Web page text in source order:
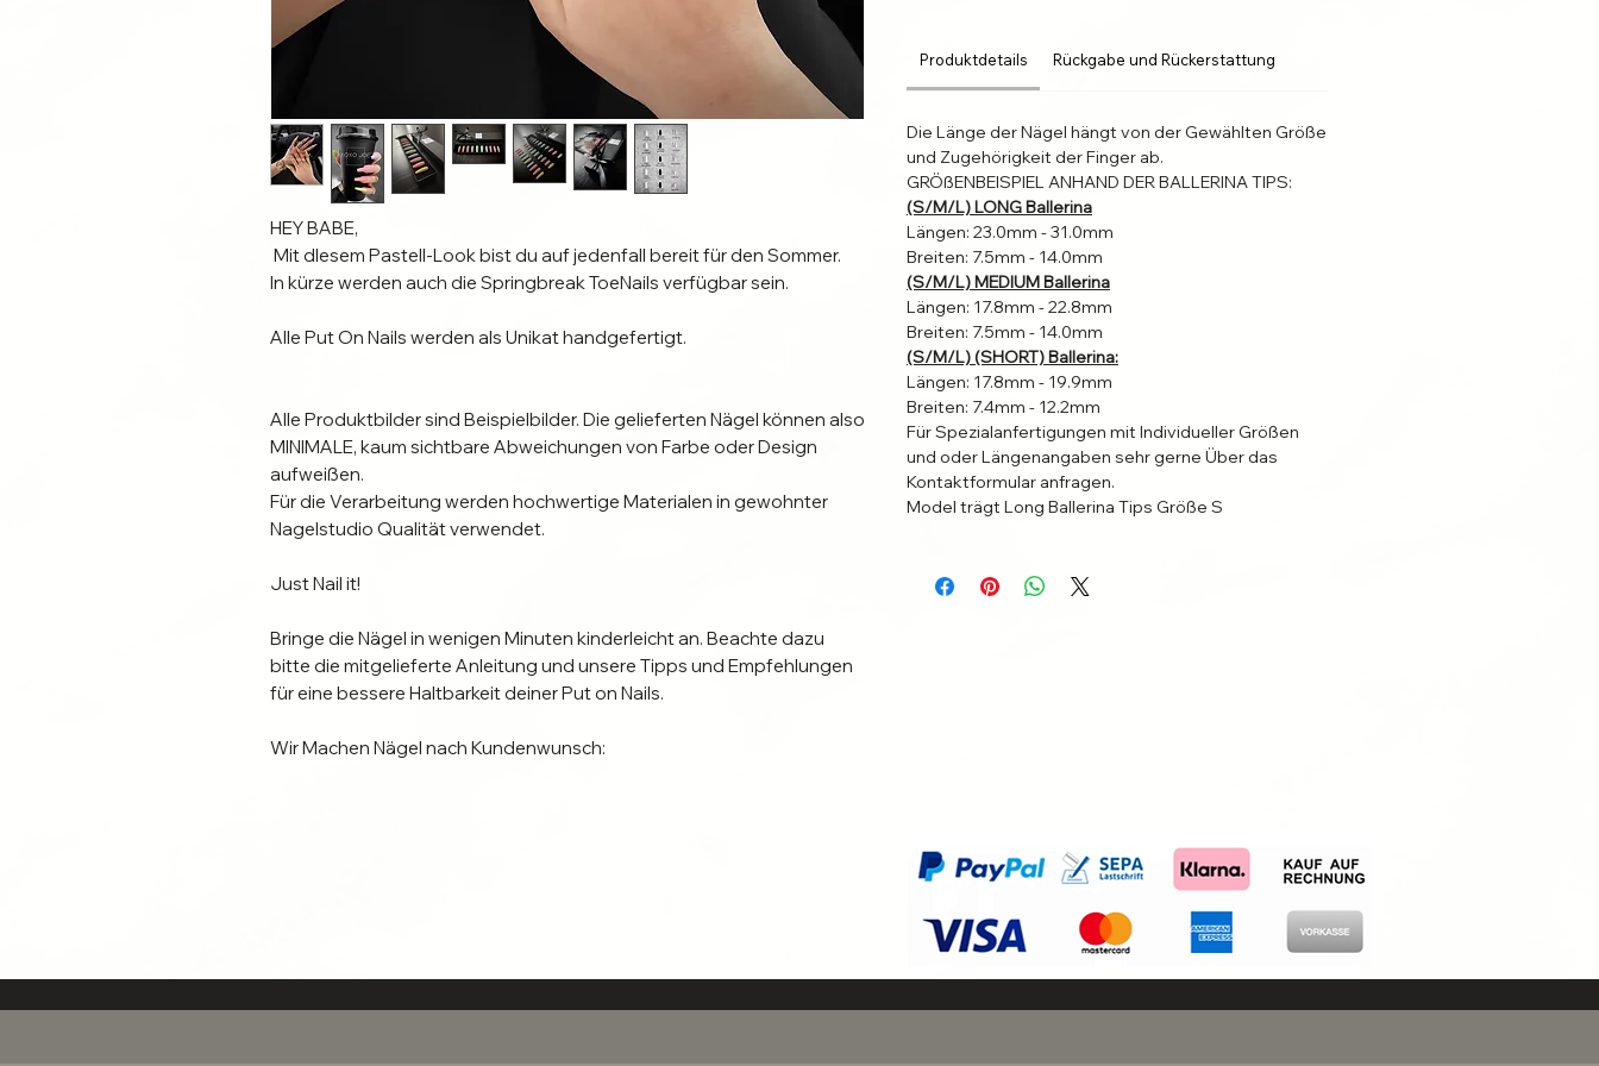
HEY BABE,
In kürze werden auch die Springbreak ToeNails verfügbar sein.
Alle Put On Nails werden als Unikat handgefertigt.
Alle Produktbilder sind Beispielbilder. Die gelieferten Nägel können also
MINIMALE, kaum sichtbare Abweichungen von Farbe oder Design
aufweißen.
Für die Verarbeitung werden hochwertige Materialen in gewohnter
Nagelstudio Qualität verwendet.
Just Nail it!
Bringe die Nägel in wenigen Minuten kinderleicht an. Beachte dazu
bitte die mitgelieferte Anleitung und unsere Tipps und Empfehlungen
für eine bessere Haltbarkeit deiner Put on Nails.
Wir Machen Nägel nach Kundenwunsch:
Produktdetails Rückgabe und Rückerstattung
Die Länge der Nägel hängt von der Gewählten Größe
und Zugehörigkeit der Finger ab.
GRÖßENBEISPIEL ANHAND DER BALLERINA TIPS:
(S/M/L) LONG Ballerina
Längen: 23.0mm - 31.0mm
Breiten: 7.5mm - 14.0mm
(S/M/L) MEDIUM Ballerina
Längen: 17.8mm - 22.8mm
Breiten: 7.5mm - 14.0mm
(S/M/L) (SHORT) Ballerina:
Längen: 17.8mm - 19.9mm
Breiten: 7.4mm - 12.2mm
Für Spezialanfertigungen mit Individueller Größen
und oder Längenangaben sehr gerne Über das
Kontaktformular anfragen.
Model trägt Long Ballerina Tips Größe S